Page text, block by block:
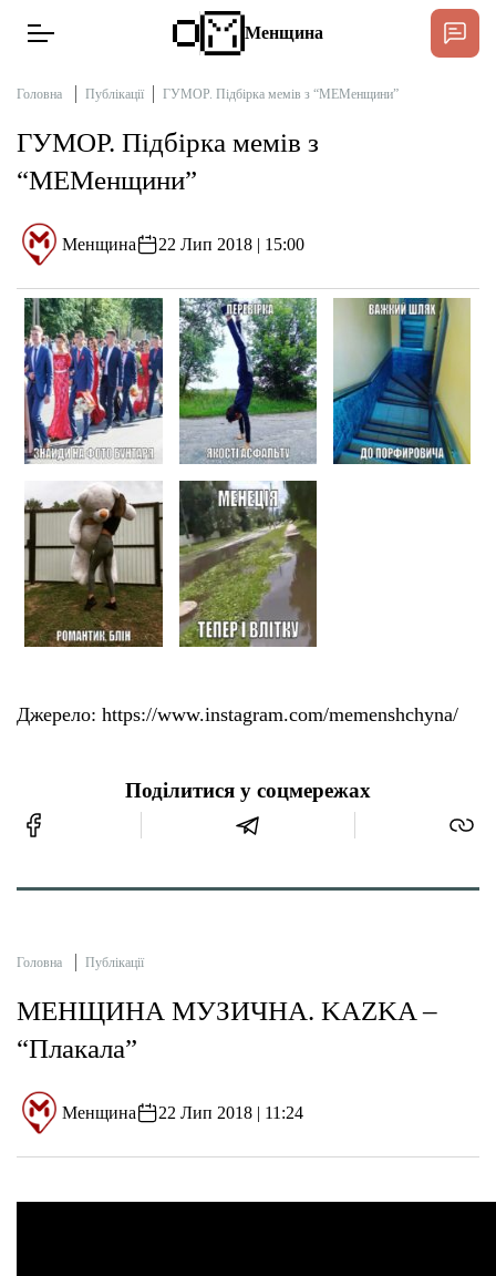
Новини
Інтерв’ю
Тексти
Публікації
Про нас
Бюджет
Тендери
Довідник
Рекламні прайси
Підтримати «місцевих»
Менщина
Головна Публікації ГУМОР. Підбірка мемів з “МЕМенщини”
ГУМОР. Підбірка мемів з
“МЕМенщини”
Менщина 22 Лип 2018 | 15:00
Джерело: https://www.instagram.com/memenshchyna/
Поділитися у соцмережах
Головна Публікації
МЕНЩИНА МУЗИЧНА. KAZKA –
“Плакала”
Менщина 22 Лип 2018 | 11:24